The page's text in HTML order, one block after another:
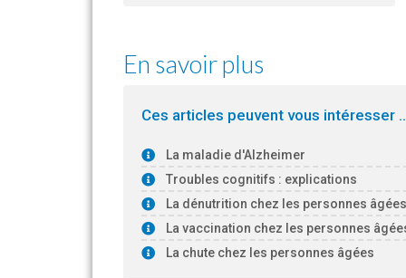
En savoir plus
Ces articles peuvent vous intéresser
La maladie d'Alzheimer
Troubles cognitifs : explications
La dénutrition chez les personnes âgées
La vaccination chez les personnes
La chute chez les personnes âgées